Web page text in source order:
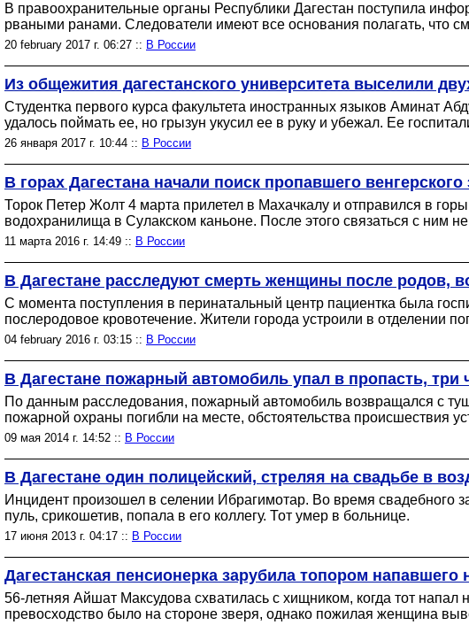
В правоохранительные органы Республики Дагестан поступила
рваными ранами. Следователи имеют все основания полагать, что
20 february 2017 г. 06:27 :: В России
Из общежития дагестанского университета выселили
Студентка первого курса факультета иностранных языков Аминат
удалось поймать ее, но грызун укусил ее в руку и убежал. Ее
26 января 2017 г. 10:44 :: В России
В горах Дагестана начали поиск пропавшего венгерского
Торок Петер Жолт 4 марта прилетел в Махачкалу и отправился в
водохранилища в Сулакском каньоне. После этого связаться с ним
11 марта 2016 г. 14:49 :: В России
В Дагестане расследуют смерть женщины после родов,
С момента поступления в перинатальный центр пациентка была
послеродовое кровотечение. Жители города устроили в отделении
04 february 2016 г. 03:15 :: В России
В Дагестане пожарный автомобиль упал в пропасть, три
По данным расследования, пожарный автомобиль возвращался с
пожарной охраны погибли на месте, обстоятельства происшествия
09 мая 2014 г. 14:52 :: В России
В Дагестане один полицейский, стреляя на свадьбе в
Инцидент произошел в селении Ибрагимотар. Во время свадебного
пуль, срикошетив, попала в его коллегу. Тот умер в больнице.
17 июня 2013 г. 04:17 :: В России
Дагестанская пенсионерка зарубила топором напавшего
56-летняя Айшат Максудова схватилась с хищником, когда тот
превосходство было на стороне зверя, однако пожилая женщина